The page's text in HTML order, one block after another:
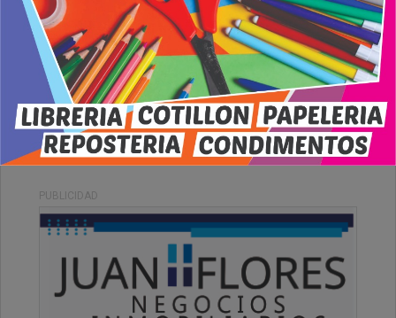
Viernes, 06 de Diciembre de 2024 . 10:37 Hs.
Se solicita personal femenino paraROTISERÍA
turno mañana de lunes a sábados.
PUBLICIDAD